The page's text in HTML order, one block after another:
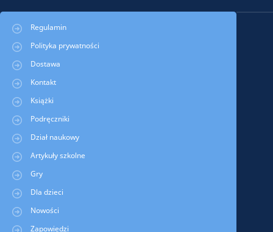
Regulamin
Polityka prywatności
Dostawa
Kontakt
Książki
Podręczniki
Dział naukowy
Artykuły szkolne
Gry
Dla dzieci
Nowości
Zapowiedzi